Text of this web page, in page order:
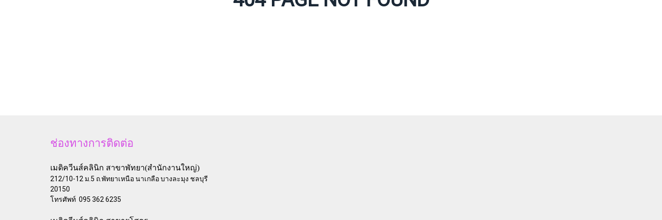
ช่องทางการติดต่อ
เมดิควีนส์คลินิก สาขาพัทยา(สำนักงานใหญ่)
212/10-12 ม.5 ถ.พัทยาเหนือ นาเกลือ บางละมุง ชลบุรี
20150
โทรศัพท์ 095 362 6235